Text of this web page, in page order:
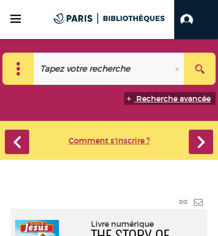
Recherche avancée
Comment s'inscrire ?
Lien
Livre numérique